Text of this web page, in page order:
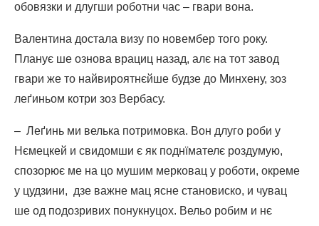
обовязки и длугши роботни час – гвари вона.
Валентина достала визу по новембер того року.
Планує ше ознова врациц назад, алє на тот завод
гвари же то найвироятнєйше будзе до Минхену, зоз
леґиньом котри зоз Вербасу.
– Леґинь ми велька потримовка. Вон длуго роби у
Нємецкей и свидомши є як поднїмателє роздумую,
спозорює ме на цо мушим мерковац у роботи, окреме
у цудзини, дзе важне мац ясне становиско, и чувац
ше од подозривих понукнуцох. Вельо робим и нє